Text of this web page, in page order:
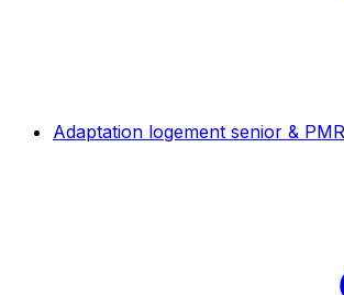
Adaptation logement senior & PMR